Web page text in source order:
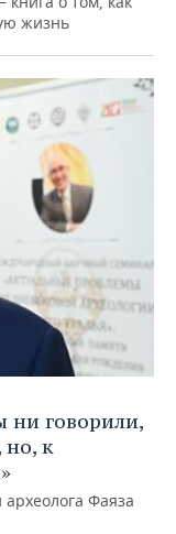
жизнь
говорили,
к
Фаяза